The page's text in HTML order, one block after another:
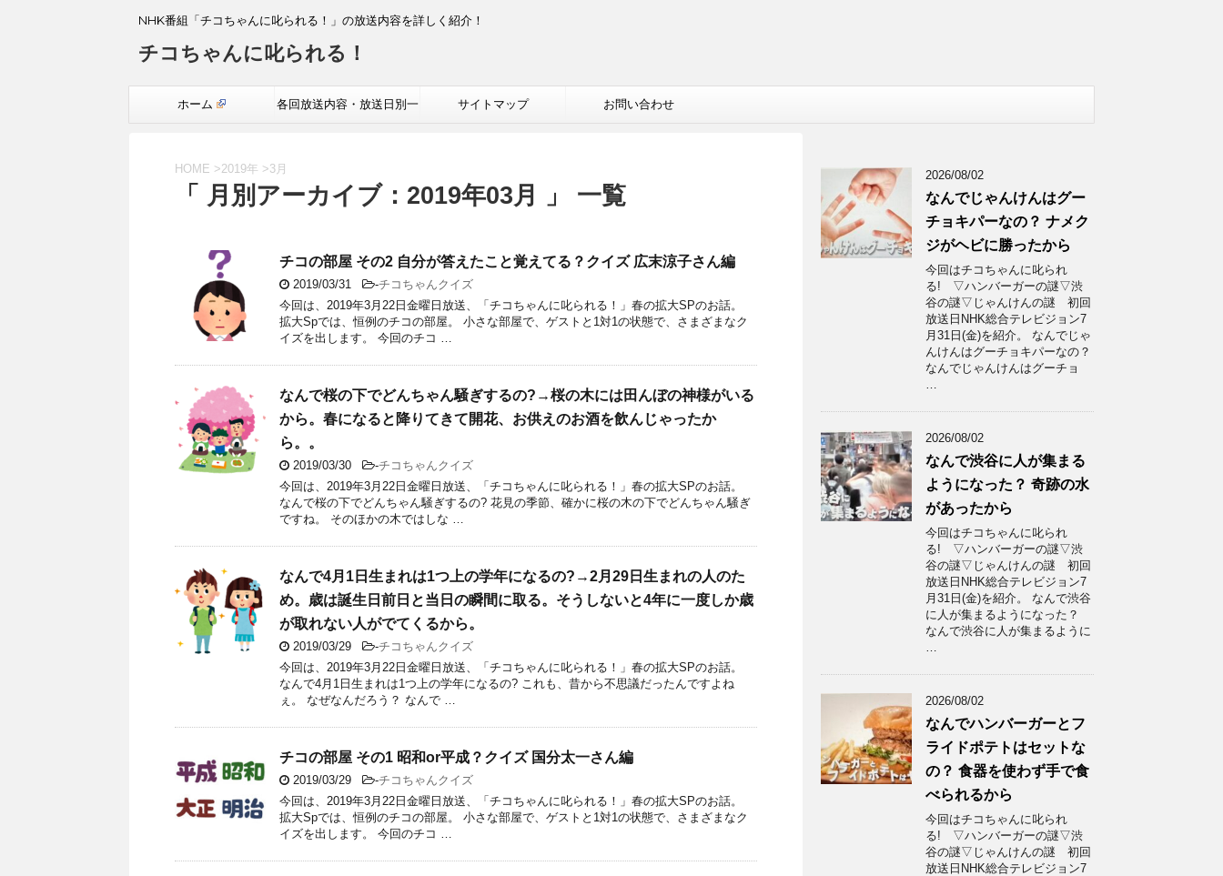
NHK番組「チコちゃんに叱られる！」の放送内容を詳しく紹介！
チコちゃんに叱られる！
ホーム 各回放送内容・放送日別一 サイトマップ お問い合わせ
HOME >2019年 >3月
「 月別アーカイブ：2019年03月 」 一覧
チコの部屋 その2 自分が答えたこと覚えてる？クイズ 広末涼子さん編
2019/03/31 -チコちゃんクイズ
今回は、2019年3月22日金曜日放送、「チコちゃんに叱られる！」春の拡大SPのお話。
拡大Spでは、恒例のチコの部屋。 小さな部屋で、ゲストと1対1の状態で、さまざまなク
イズを出します。 今回のチコ …
なんで桜の下でどんちゃん騒ぎするの?→桜の木には田んぼの神様がいる
から。春になると降りてきて開花、お供えのお酒を飲んじゃったか
ら。。
2019/03/30 -チコちゃんクイズ
今回は、2019年3月22日金曜日放送、「チコちゃんに叱られる！」春の拡大SPのお話。
なんで桜の下でどんちゃん騒ぎするの? 花見の季節、確かに桜の木の下でどんちゃん騒ぎ
ですね。 そのほかの木ではしな …
なんで4月1日生まれは1つ上の学年になるの?→2月29日生まれの人のた
め。歳は誕生日前日と当日の瞬間に取る。そうしないと4年に一度しか歳
が取れない人がでてくるから。
2019/03/29 -チコちゃんクイズ
今回は、2019年3月22日金曜日放送、「チコちゃんに叱られる！」春の拡大SPのお話。
なんで4月1日生まれは1つ上の学年になるの? これも、昔から不思議だったんですよね
ぇ。 なぜなんだろう？ なんで …
チコの部屋 その1 昭和or平成？クイズ 国分太一さん編
2019/03/29 -チコちゃんクイズ
今回は、2019年3月22日金曜日放送、「チコちゃんに叱られる！」春の拡大SPのお話。
拡大Spでは、恒例のチコの部屋。 小さな部屋で、ゲストと1対1の状態で、さまざまなク
イズを出します。 今回のチコ …
2026/08/02
なんでじゃんけんはグー
チョキパーなの？ ナメク
ジがヘビに勝ったから
今回はチコちゃんに叱られ
る! ▽ハンバーガーの謎▽渋
谷の謎▽じゃんけんの謎 初回
放送日NHK総合テレビジョン7
月31日(金)を紹介。 なんでじゃ
んけんはグーチョキパーなの？
なんでじゃんけんはグーチョ
…
2026/08/02
なんで渋谷に人が集まる
ようになった？ 奇跡の水
があったから
今回はチコちゃんに叱られ
る! ▽ハンバーガーの謎▽渋
谷の謎▽じゃんけんの謎 初回
放送日NHK総合テレビジョン7
月31日(金)を紹介。 なんで渋谷
に人が集まるようになった？
なんで渋谷に人が集まるように
…
2026/08/02
なんでハンバーガーとフ
ライドポテトはセットな
の？ 食器を使わず手で食
べられるから
今回はチコちゃんに叱られ
る! ▽ハンバーガーの謎▽渋
谷の謎▽じゃんけんの謎 初回
放送日NHK総合テレビジョン7